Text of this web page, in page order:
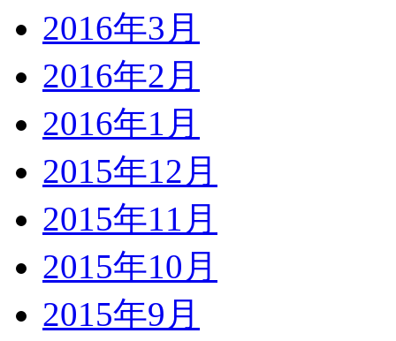
2016年3月
2016年2月
2016年1月
2015年12月
2015年11月
2015年10月
2015年9月